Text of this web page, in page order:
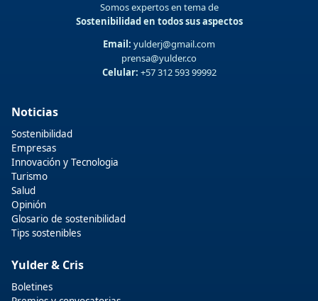
Somos expertos en tema de
Sostenibilidad en todos sus aspectos
Email: yulderj@gmail.com
prensa@yulder.co
Celular: +57 312 593 99992
Noticias
Sostenibilidad
Empresas
Innovación y Tecnologia
Turismo
Salud
Opinión
Glosario de sostenibilidad
Tips sostenibles
Yulder & Cris
Boletines